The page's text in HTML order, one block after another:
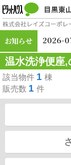
お知らせ 2026-
温水洗浄便座
該当物件 1 棟
販売数 1 件